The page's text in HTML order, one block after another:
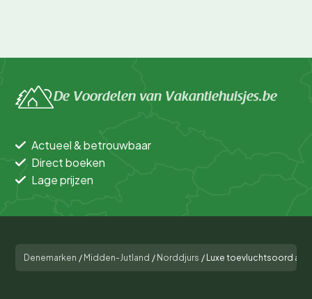
De Voordelen van Vakantiehuisjes.be
Actueel & betrouwbaar
Direct boeken
Lage prijzen
Denemarken / Midden-Jutland / Norddjurs / Luxe toevluchtsoord